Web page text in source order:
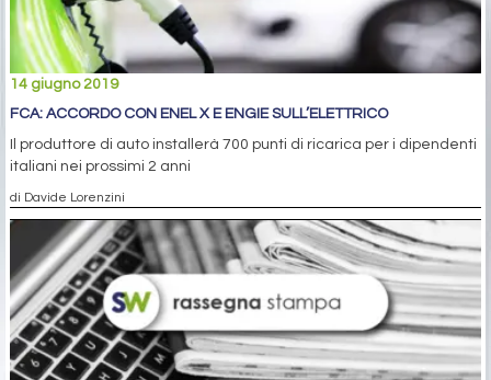
14 giugno 2019
FCA: ACCORDO CON ENEL X E ENGIE SULL’ELETTRICO
Il produttore di auto installerà 700 punti di ricarica per i dipendenti
italiani nei prossimi 2 anni
di Davide Lorenzini